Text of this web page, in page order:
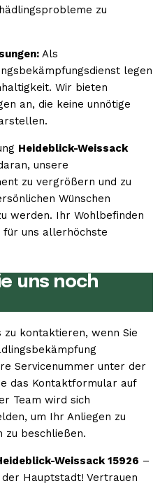
zu
Als
legen
Wir bieten
an, die keine unnötige
Heideblick-Weissack
unsere
zu vergrößern und zu
Wünschen
werden. Ihr Wohlbefinden
für uns allerhöchste
uns noch
kontaktieren, wenn Sie
Servicenummer unter der
das Kontaktformular auf
Team wird sich
um Ihr Anliegen zu
zu beschließen.
Weissack 15926 –
Hauptstadt! Vertrauen